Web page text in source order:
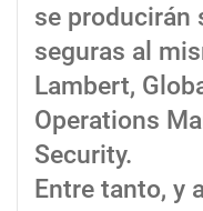
se producirán
seguras al
Lambert,
Operations
Security.
Entre tanto, y